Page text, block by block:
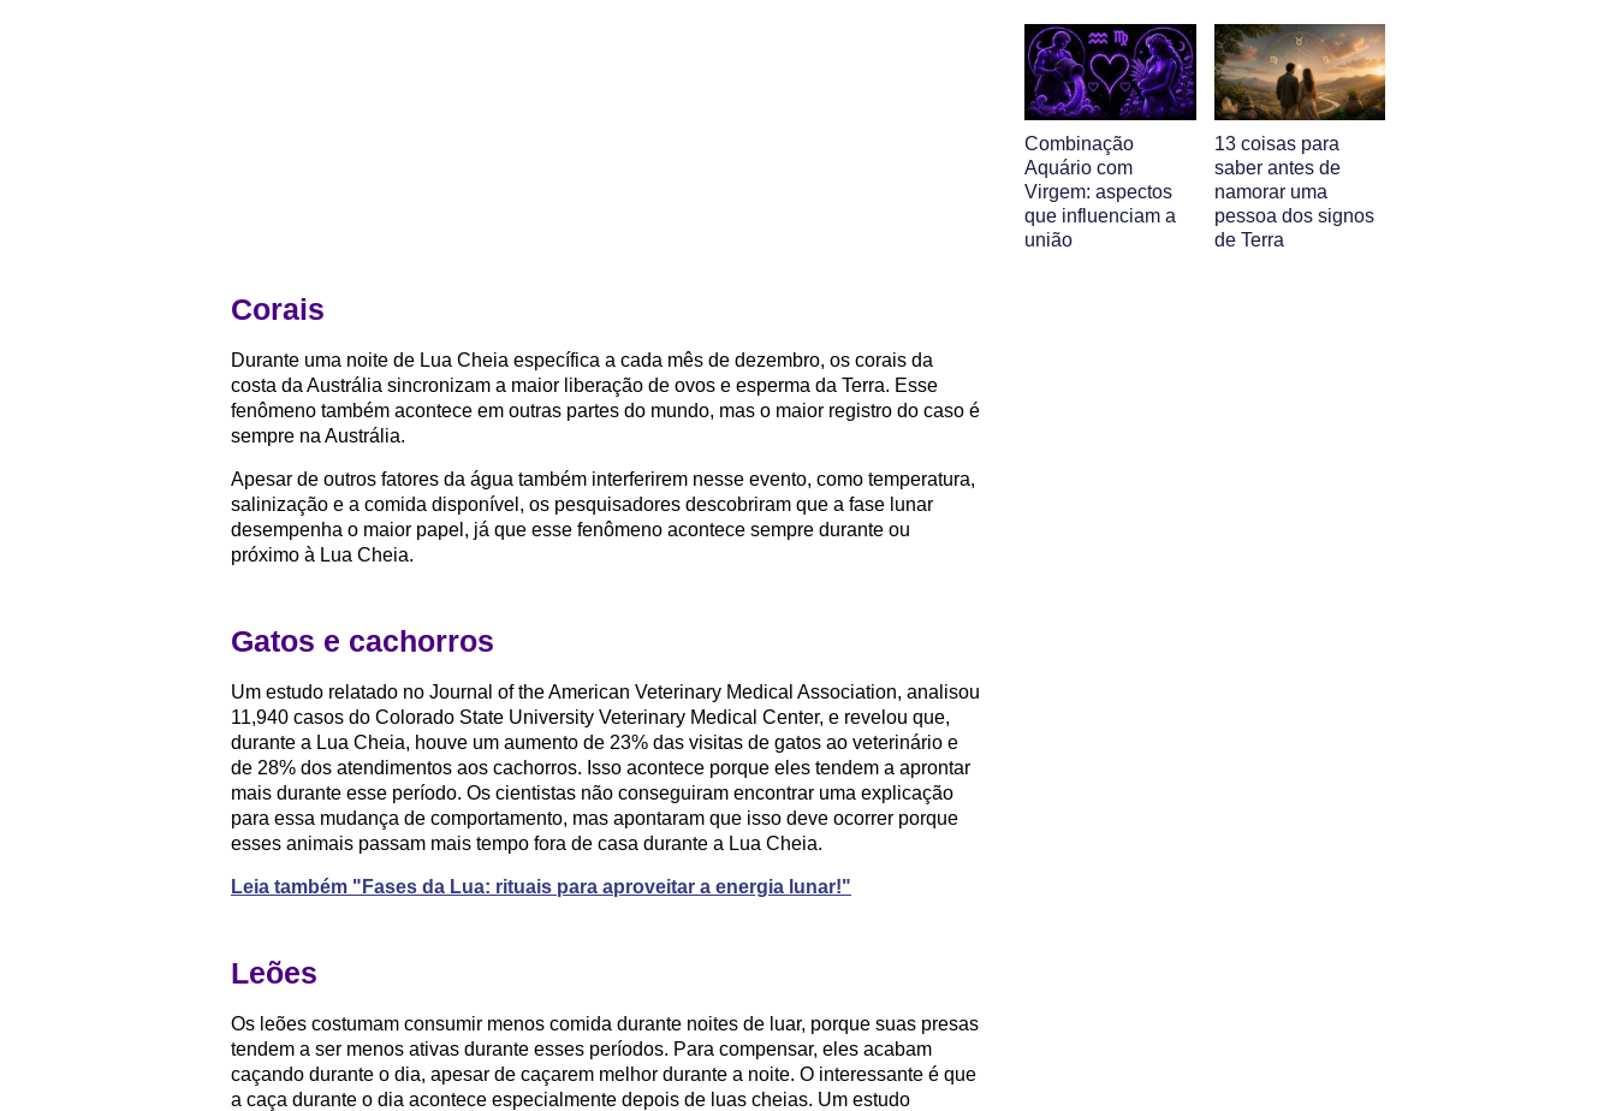
Corais
Durante uma noite de Lua Cheia específica a cada mês de dezembro, os corais da
costa da Austrália sincronizam a maior liberação de ovos e esperma da Terra. Esse
fenômeno também acontece em outras partes do mundo, mas o maior registro do caso é
sempre na Austrália.
Apesar de outros fatores da água também interferirem nesse evento, como temperatura,
salinização e a comida disponível, os pesquisadores descobriram que a fase lunar
desempenha o maior papel, já que esse fenômeno acontece sempre durante ou
próximo à Lua Cheia.
Gatos e cachorros
Um estudo relatado no Journal of the American Veterinary Medical Association, analisou
11,940 casos do Colorado State University Veterinary Medical Center, e revelou que,
durante a Lua Cheia, houve um aumento de 23% das visitas de gatos ao veterinário e
de 28% dos atendimentos aos cachorros. Isso acontece porque eles tendem a aprontar
mais durante esse período. Os cientistas não conseguiram encontrar uma explicação
para essa mudança de comportamento, mas apontaram que isso deve ocorrer porque
esses animais passam mais tempo fora de casa durante a Lua Cheia.
Leia também "Fases da Lua: rituais para aproveitar a energia lunar!"
Leões
Os leões costumam consumir menos comida durante noites de luar, porque suas presas
tendem a ser menos ativas durante esses períodos. Para compensar, eles acabam
caçando durante o dia, apesar de caçarem melhor durante a noite. O interessante é que
a caça durante o dia acontece especialmente depois de luas cheias. Um estudo
Combinação
Aquário com
Virgem: aspectos
que influenciam a
união
13 coisas para
saber antes de
namorar uma
pessoa dos signos
de Terra